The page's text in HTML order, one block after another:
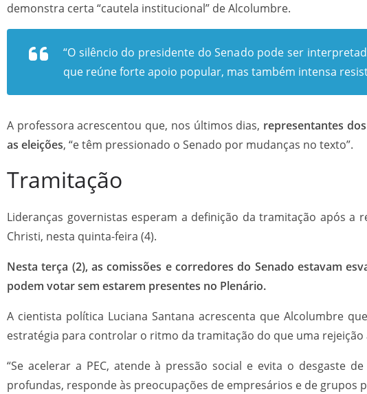
demonstra certa “cautela institucional” de Alcolumbre.
“O silêncio do presidente do Senado pode ser
que reúne forte apoio popular, mas também intensa
A professora acrescentou que, nos últimos dias, representantes
as eleições, “e têm pressionado o Senado por mudanças no texto”.
Tramitação
Lideranças governistas esperam a definição da tramitação após
Christi, nesta quinta-feira (4).
Nesta terça (2), as comissões e corredores do Senado estavam
podem votar sem estarem presentes no Plenário.
A cientista política Luciana Santana acrescenta que Alcolumbre
estratégia para controlar o ritmo da tramitação do que uma rejeição
“Se acelerar a PEC, atende à pressão social e evita o desgaste
profundas, responde às preocupações de empresários e de